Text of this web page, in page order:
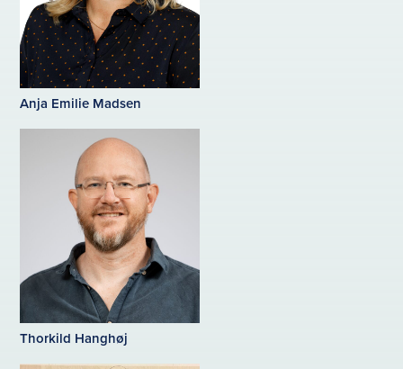
Anja Emilie Madsen
Thorkild Hanghøj